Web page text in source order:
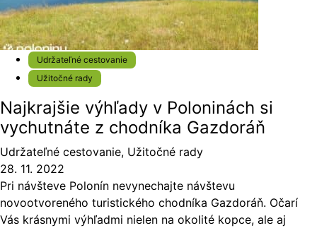
Udržateľné cestovanie
Užitočné rady
Najkrajšie výhľady v Poloninách si
vychutnáte z chodníka Gazdoráň
Udržateľné cestovanie, Užitočné rady
28. 11. 2022
Pri návšteve Polonín nevynechajte návštevu
novootvoreného turistického chodníka Gazdoráň. Očarí
Vás krásnymi výhľadmi nielen na okolité kopce, ale aj